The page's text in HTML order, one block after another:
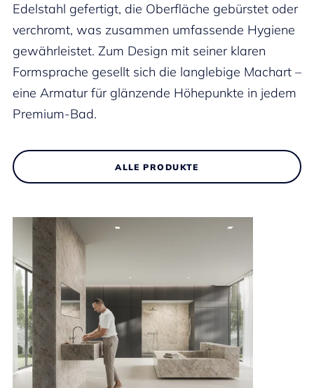
Edelstahl gefertigt, die Oberfläche gebürstet oder
verchromt, was zusammen umfassende Hygiene
gewährleistet. Zum Design mit seiner klaren
Formsprache gesellt sich die langlebige Machart –
eine Armatur für glänzende Höhepunkte in jedem
Premium-Bad.
ALLE PRODUKTE